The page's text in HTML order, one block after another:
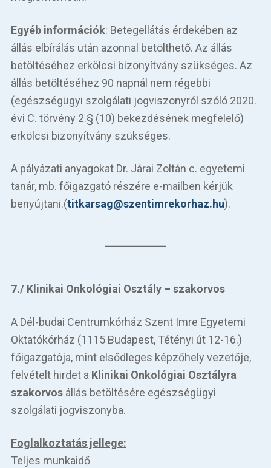
Egyéb információk: Betegellátás érdekében az
állás elbírálás után azonnal betölthető. Az állás
betöltéséhez erkölcsi bizonyítvány szükséges. Az
állás betöltéséhez 90 napnál nem régebbi
(egészségügyi szolgálati jogviszonyról szóló 2020.
évi C. törvény 2.§ (10) bekezdésének megfelelő)
erkölcsi bizonyítvány szükséges.
A pályázati anyagokat Dr. Járai Zoltán c. egyetemi
tanár, mb. főigazgató részére e-mailben kérjük
benyújtani.(titkarsag@szentimrekorhaz.hu).
7./ Klinikai Onkológiai Osztály – szakorvos
A Dél-budai Centrumkórház Szent Imre Egyetemi
Oktatókórház (1115 Budapest, Tétényi út 12-16.)
főigazgatója, mint elsődleges képzőhely vezetője,
felvételt hirdet a Klinikai Onkológiai Osztályra
szakorvos állás betöltésére egészségügyi
szolgálati jogviszonyba.
Foglalkoztatás jellege:
Teljes munkaidő